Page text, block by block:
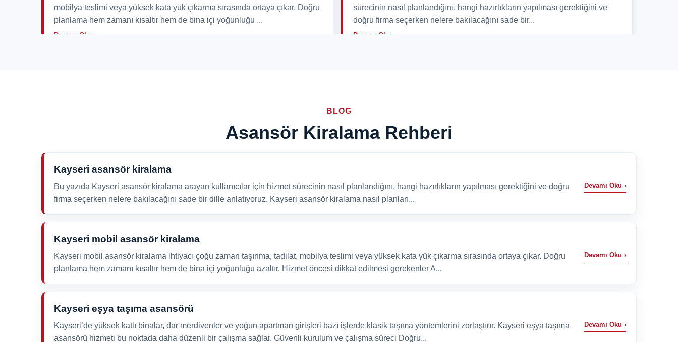
mobilya teslimi veya yüksek kata yük çıkarma sırasında ortaya çıkar. Doğru
planlama hem zamanı kısaltır hem de bina içi yoğunluğu ...
Devamı Oku ›
sürecinin nasıl planlandığını, hangi hazırlıkların yapılması gerektiğini ve
doğru firma seçerken nelere bakılacağını sade bir...
Devamı Oku ›
Devamı Oku ›
Kayseri Felahiye asansör kiralama
Kayseri Felahiye asansör kiralama konusunda karar verirken sadece fiyat
Devamı Oku ›
Bu rehber, Kayseri Özvatan asansör kiralama hakkında bilgi almak
hizmet sürecinin nasıl planlandığını, hangi hazırlıkların yapılması
gerektiğini ve doğru firma seçerken nelere bakılacağını sade b...
Devamı Oku ›
planlama hem zamanı kısaltır hem de bina içi yoğunlu...
Devamı Oku ›
BLOG
Asansör Kiralama Rehberi
Kayseri asansör kiralama
Bu yazıda Kayseri asansör kiralama arayan kullanıcılar için hizmet sürecinin nasıl planlandığını, hangi hazırlıkların yapılması gerektiğini ve doğru
firma seçerken nelere bakılacağını sade bir dille anlatıyoruz. Kayseri asansör kiralama nasıl planlan...
Devamı Oku ›
Kayseri mobil asansör kiralama
Kayseri mobil asansör kiralama ihtiyacı çoğu zaman taşınma, tadilat, mobilya teslimi veya yüksek kata yük çıkarma sırasında ortaya çıkar. Doğru
planlama hem zamanı kısaltır hem de bina içi yoğunluğu azaltır. Hizmet öncesi dikkat edilmesi gerekenler A...
Devamı Oku ›
Kayseri eşya taşıma asansörü
Kayseri’de yüksek katlı binalar, dar merdivenler ve yoğun apartman girişleri bazı işlerde klasik taşıma yöntemlerini zorlaştırır. Kayseri eşya taşıma
asansörü hizmeti bu noktada daha düzenli bir çalışma sağlar. Güvenli kurulum ve çalışma süreci Doğru...
Devamı Oku ›